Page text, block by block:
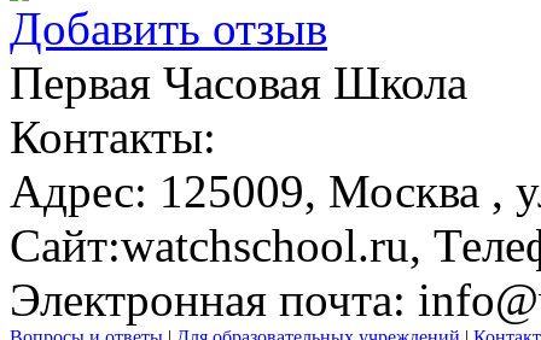
Добавить отзыв
Первая Часовая Школа
Контакты:
Адрес: 125009, Москва ,
Сайт:watchschool.ru,
Электронная почта: